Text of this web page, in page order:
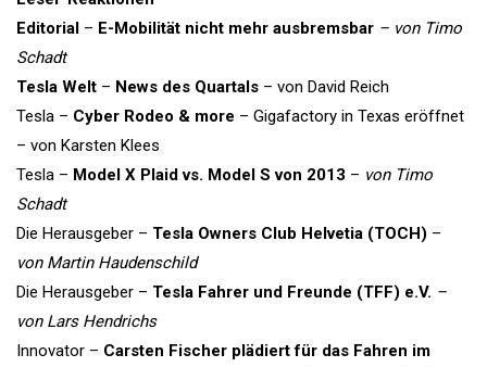
Editorial – E-Mobilität nicht mehr ausbremsbar – von Timo
Schadt
Tesla Welt – News des Quartals – von David Reich
Tesla – Cyber Rodeo & more – Gigafactory in Texas eröffnet
– von Karsten Klees
Tesla – Model X Plaid vs. Model S von 2013 – von Timo
Schadt
Die Herausgeber – Tesla Owners Club Helvetia (TOCH) –
von Martin Haudenschild
Die Herausgeber – Tesla Fahrer und Freunde (TFF) e.V. –
von Lars Hendrichs
Innovator – Carsten Fischer plädiert für das Fahren im